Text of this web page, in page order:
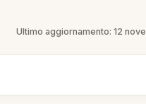
Ultimo aggiornamento: 12